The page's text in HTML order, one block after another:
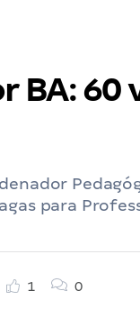
BA: 60
para
1 0